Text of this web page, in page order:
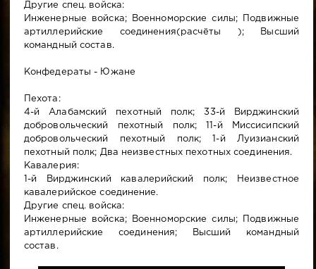
Другие спец. войска:
Инженерные войска; Военноморские силы; Подвижные
артиллерийские соединения(расчёты ); Высший
командный состав.
Конфедераты - Южане
Пехота:
4-й Алабамский пехотный полк; 33-й Вирджинский
добровольческий пехотный полк; 11-й Миссисипский
добровольческий пехотный полк; 1-й Луизианский
пехотный полк; Два неизвестных пехотных соединения.
Кавалерия:
1-й Вирджинский кавалерийский полк; Неизвестное
кавалерийское соединение.
Другие спец. войска:
Инженерные войска; Военноморские силы; Подвижные
артиллерийские соединения; Высший командный
состав.